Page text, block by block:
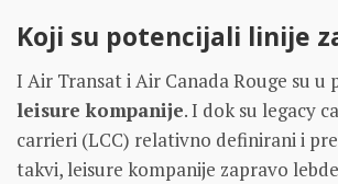
Koji su potencijali linije
I Air Transat i Air Canada Rouge su u
leisure kompanije. I dok su legacy
carrieri (LCC) relativno definirani i
takvi, leisure kompanije zapravo